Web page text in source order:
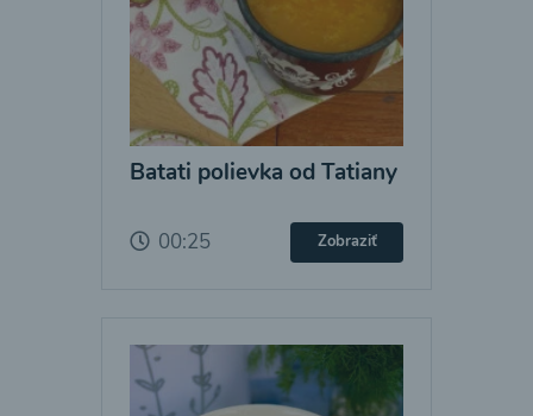
Batati polievka od Tatiany
00:25 Zobraziť